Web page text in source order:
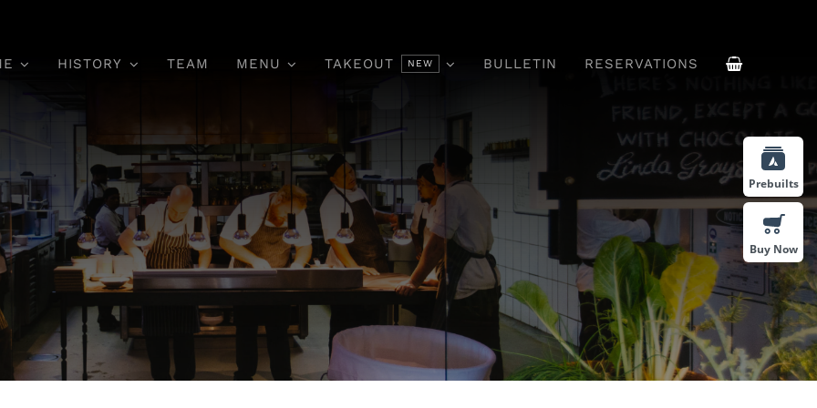
HISTORY TEAM MENU
Course
Aliquet Quam Id
Posuere Blandit.
Dessert & Coffee
Pellentesque In Ipsum Id
Orci Porta Dapibus.
Drinks & Cocktails
Vivamus Suscipit Tortor
Felis Porttitor Volutpat.
TAKEOUT NEW BULLETIN RESERVATIONS
Prebuilts
Buy Now